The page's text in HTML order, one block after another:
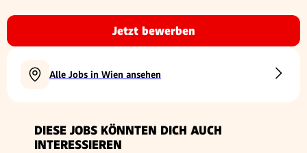
Jetzt bewerben
Alle Jobs in Wien ansehen
DIESE JOBS KÖNNTEN DICH AUCH
INTERESSIEREN